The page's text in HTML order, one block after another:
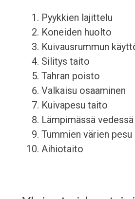
Pyykkien lajittelu
Koneiden huolto
Kuivausrummun
Silitys taito
Tahran poisto
Valkaisu osaaminen
Kuivapesu taito
Lämpimässä
Tummien värien pesu
Aihiotaito